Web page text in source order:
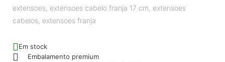
extensoes, extensoes cabelo franja 17 cm, extensoes
cabelos, extensoes franja
Em stock
Embalamento premium